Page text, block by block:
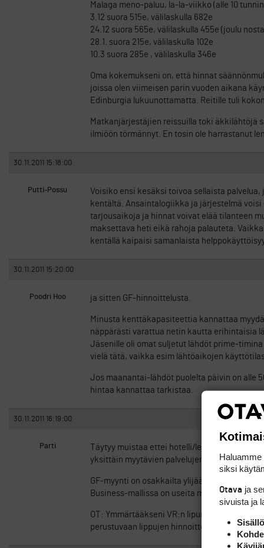
Malaga meno-paluu, la-la-viikko (alle 10
3.12 suora 515e, välilaskulla 682e
24.12 suora 565e, välilaskulla 455e (joulu
28.1. suora 215e, välilaskulla 102e
10.3 suora 285e , välilaskulla 346e
Oma kokemukseni on, että hinnat
joissa olen viimeisen parin vuoden aikana
Edinburgia lukuunottamatta. Reitille tuli
Matkanjärjestäjien reissuilla toki äkkilähtöjä
ilmiöön törmännyt. En tosin ole harrastanut
30.11.2011 15:18:00
Putti-Possu
Voisiko ensi kesäksi toivoa sellaista
kentältä. Ansaintalogiikka ja järjestelmä
tarjousaikoja ja hinnat voivat elää tilanteen
maksettava heti eikä rahoja palauteta.
kentällä kaipaisi samanlaista
30.11.2011 15:20:00
Poodri Hoo ja sitten GF-hinnoittelusta.
Minusta kenttäkapasiteettia kannattaa
näppärästi varattua netin kautta erihintaisia
Jäsenille oli omat suljetut lähdöt prime-
vielä tätä, vaikka esim lähtöaikojen
Jos maanantai-lähdöt puolelta päivin on alle
hintaa kannattaa tarkistaa.
30.11.2011 16:19:00
Parti
Täytyy muistaa ettei hotelli/lento-
yksittäin myytävien palvelujen myymistä
GF-myynti on osakkailta ylijäävien aikojen
Business-mallissa on useita merkittävän eroja.
OT: Ymmärtääkseni VR:n lipunmyyntisotkut
perustuvaan lippujen hinnoitteluun. Ei aina
Haluamme
siksi
Otava ja
sivuista ja